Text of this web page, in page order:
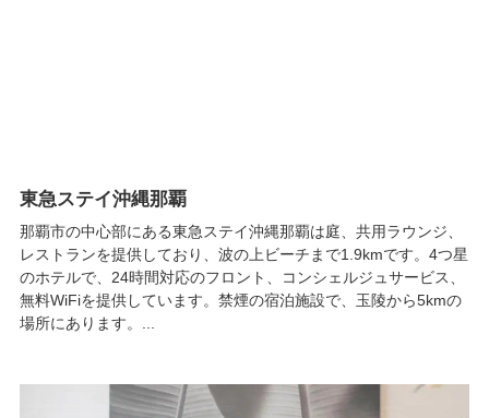
東急ステイ沖縄那覇
那覇市の中心部にある東急ステイ沖縄那覇は庭、共用ラウンジ、
レストランを提供しており、波の上ビーチまで1.9kmです。4つ星
のホテルで、24時間対応のフロント、コンシェルジュサービス、
無料WiFiを提供しています。禁煙の宿泊施設で、玉陵から5kmの
場所にあります。...